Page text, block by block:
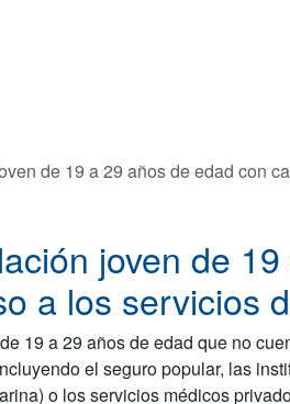
de 19 a 29 años de edad con
joven de
a los servicios
19 a 29 años de edad que no
el seguro popular, las
o los servicios médicos